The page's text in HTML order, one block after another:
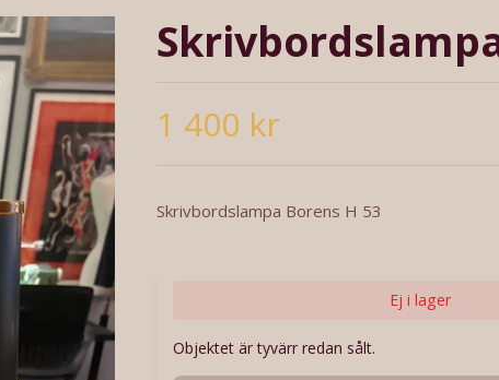
1 400 kr
Skrivbordslampa Borens H 53
Ej i lager
Objektet är tyvärr redan sålt.